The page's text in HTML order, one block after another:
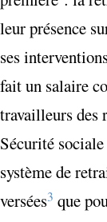
leur présence
ses
fait un salaire
travailleurs des
Sécurité
système de
versées3 que